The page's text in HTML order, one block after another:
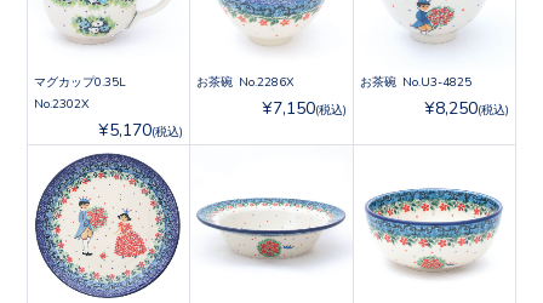
マグカップ0.35L
No.2302X
¥5,170(税込)
お茶碗 No.2286X
¥7,150(税込)
お茶碗 No.U3-4825
¥8,250(税込)